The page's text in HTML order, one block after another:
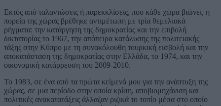
Εκτός από ταλαντώσεις ή παρεκκλίσεις, που κάθε χώρα βιώνει, η
πορεία της χώρας βρέθηκε αντιμέτωπη με τρία θεμελιακά
ρήγματα: την κατάργηση της δημοκρατίας και την επιβολή
δικτατορίας το 1967, την απόπειρα κατάλυσης της πολιτειακής
τάξης στην Κύπρο με τη συνακόλουθη τουρκική εισβολή και την
αποκατάσταση της δημοκρατίας στην Ελλάδα, το 1974, και την
οικονομική κατάρρευση του 2009-2010.
Το 1983, σε ένα από τα πρώτα κείμενά μου για την ανάπτυξη της
χώρας, σε μια περίοδο στην οποία κρίση, αποβιομηχάνιση και
πολιτικές ανακατατάξεις άλλαζαν ριζικά το τοπίο μέσα στο οποίο